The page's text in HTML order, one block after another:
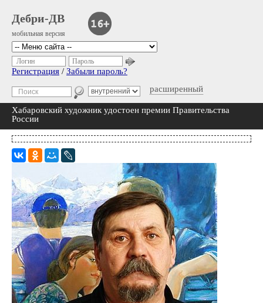
Дебри-ДВ
мобильная версия
расширенный
Логин Пароль
Регистрация / Забыли пароль?
Хабаровский художник удостоен премии Правительства
России